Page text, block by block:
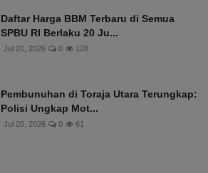
Daftar Harga BBM Terbaru di Semua
SPBU RI Berlaku 20 Ju...
Jul 20, 2026 0 128
Pembunuhan di Toraja Utara Terungkap:
Polisi Ungkap Mot...
Jul 20, 2026 0 61